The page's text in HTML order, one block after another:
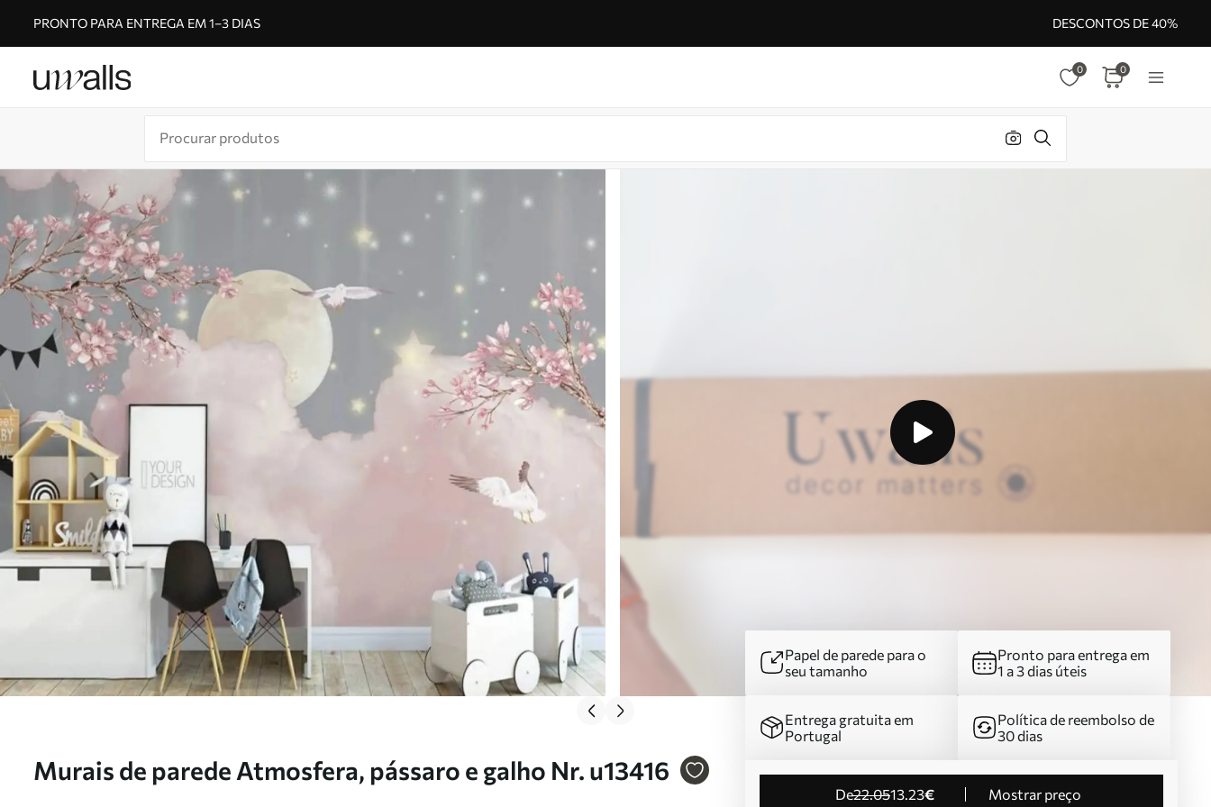
PRONTO PARA ENTREGA EM 1–3 DIAS DESCONTOS DE 40%
0 0
Murais de parede Atmosfera, pássaro e galho Nr. u13416
Papel de parede para o
seu tamanho
Pronto para entrega em
1 a 3 dias úteis
Entrega gratuita em
Portugal
Política de reembolso de
30 dias
de22.0513 .23€
Mostrar preço